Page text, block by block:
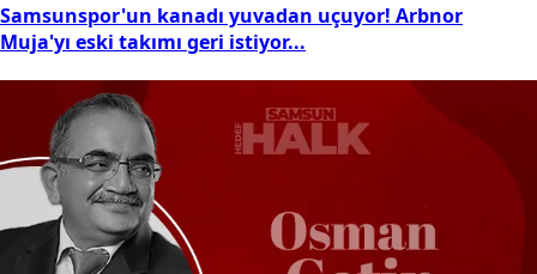
Samsunspor'un kanadı yuvadan uçuyor! Arbnor
Muja'yı eski takımı geri istiyor...